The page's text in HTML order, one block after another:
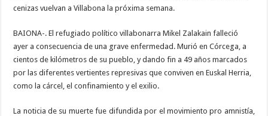
cenizas vuelvan a Villabona la próxima semana.
BAIONA-. El refugiado político villabonarra Mikel Zalakain falleció
ayer a consecuencia de una grave enfermedad. Murió en Córcega, a
cientos de kilómetros de su pueblo, y dando fin a 49 años marcados
por las diferentes vertientes represivas que conviven en Euskal Herria,
como la cárcel, el confinamiento y el exilio.
La noticia de su muerte fue difundida por el movimiento pro amnistía,